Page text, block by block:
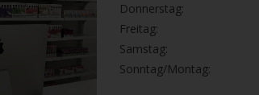
Donnerstag:
Freitag:
Samstag:
Sonntag/Montag: